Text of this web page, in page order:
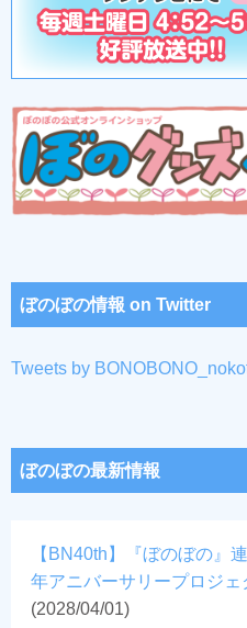
ぼのぼの情報 on Twitter
Tweets by
ぼのぼの最新情報
【BN40th】『ぼのぼの』
年アニバーサリープロジェ
(2028/04/01)